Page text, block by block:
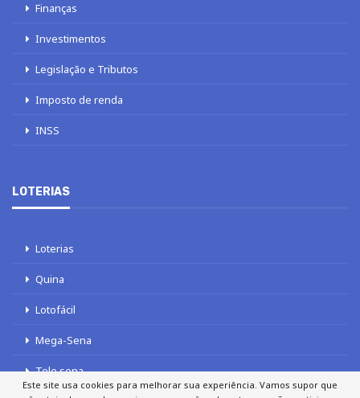
Finanças
Investimentos
Legislação e Tributos
Imposto de renda
INSS
LOTERIAS
Loterias
Quina
Lotofácil
Mega-Sena
Tele sena
Este site usa cookies para melhorar sua experiência. Vamos supor que